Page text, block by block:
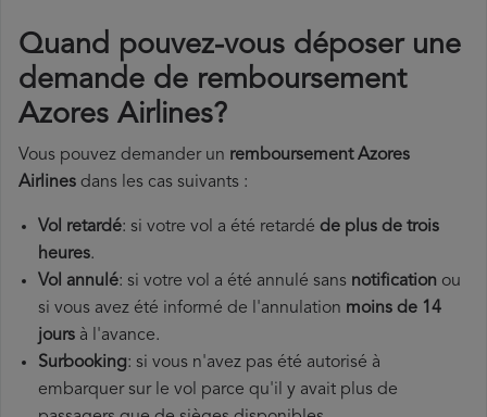
Quand pouvez-vous déposer une
demande de remboursement
Azores Airlines?
Vous pouvez demander un remboursement Azores
Airlines dans les cas suivants :
Vol retardé: si votre vol a été retardé de plus de trois
heures.
Vol annulé: si votre vol a été annulé sans notification ou
si vous avez été informé de l'annulation moins de 14
jours à l'avance.
Surbooking: si vous n'avez pas été autorisé à
embarquer sur le vol parce qu'il y avait plus de